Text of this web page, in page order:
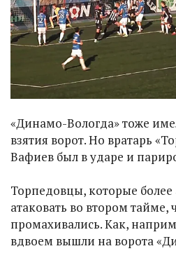
«Динамо-Вологда» тоже
взятия ворот. Но вратарь
Вафиев был в ударе и
Торпедовцы, которые более
атаковать во втором тайме,
промахивались. Как,
вдвоем вышли на ворота